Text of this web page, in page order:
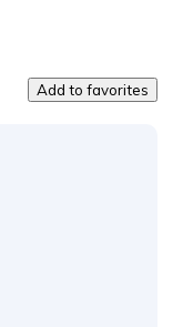
Add to favorites